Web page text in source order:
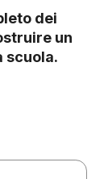
dei
un
scuola.